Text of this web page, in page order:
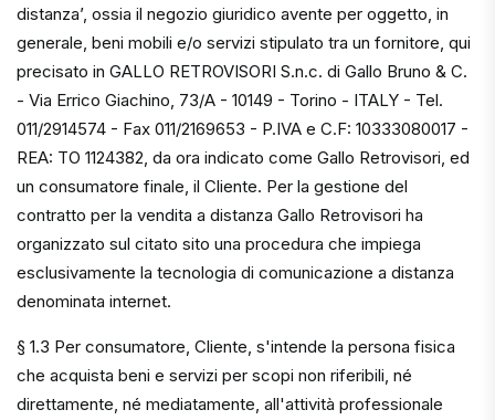
distanza’, ossia il negozio giuridico avente per oggetto, in
generale, beni mobili e/o servizi stipulato tra un fornitore, qui
precisato in GALLO RETROVISORI S.n.c. di Gallo Bruno & C.
- Via Errico Giachino, 73/A - 10149 - Torino - ITALY - Tel.
011/2914574 - Fax 011/2169653 - P.IVA e C.F: 10333080017 -
REA: TO 1124382, da ora indicato come Gallo Retrovisori, ed
un consumatore finale, il Cliente. Per la gestione del
contratto per la vendita a distanza Gallo Retrovisori ha
organizzato sul citato sito una procedura che impiega
esclusivamente la tecnologia di comunicazione a distanza
denominata internet.
§ 1.3 Per consumatore, Cliente, s'intende la persona fisica
che acquista beni e servizi per scopi non riferibili, né
direttamente, né mediatamente, all'attività professionale